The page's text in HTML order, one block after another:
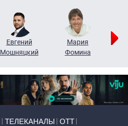
Евгений
Мошняцкий
Мария
Фомина
ТЕЛЕКАНАЛЫ ОТТ